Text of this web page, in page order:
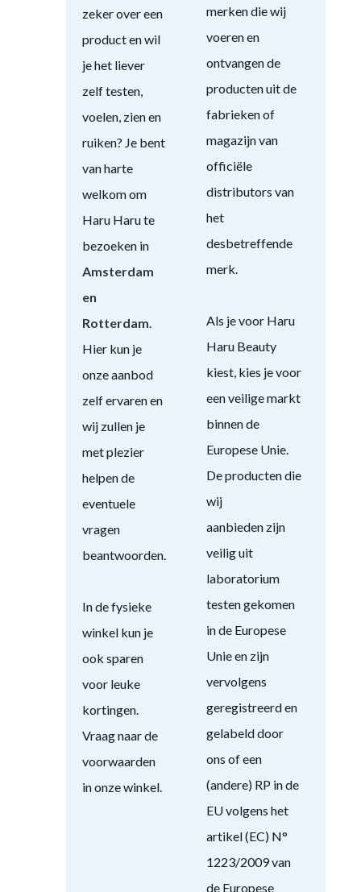
zeker over een
product en wil
je het liever
zelf testen,
voelen, zien en
ruiken? Je bent
van harte
welkom om
Haru Haru te
bezoeken in
Amsterdam
en
Rotterdam.
Hier kun je
onze aanbod
zelf ervaren en
wij zullen je
met plezier
helpen de
eventuele
vragen
beantwoorden.
In de fysieke
winkel kun je
ook sparen
voor leuke
kortingen.
Vraag naar de
voorwaarden
in onze winkel.
merken die wij
voeren en
ontvangen de
producten uit de
fabrieken of
magazijn van
officiële
distributors van
het
desbetreffende
merk.
Als je voor Haru
Haru Beauty
kiest, kies je voor
een veilige markt
binnen de
Europese Unie.
De producten die
wij
aanbieden zijn
veilig uit
laboratorium
testen gekomen
in de Europese
Unie en zijn
vervolgens
geregistreerd en
gelabeld door
ons of een
(andere) RP in de
EU volgens het
artikel (EC) N°
1223/2009 van
de Europese